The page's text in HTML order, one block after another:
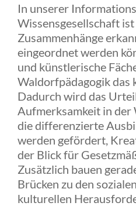
In unserer
Wissensgesellschaft
Zusammenhänge
eingeordnet werden
und künstlerische
Waldorfpädagogik das
Dadurch wird das
Aufmerksamkeit in der
die differenzierte
werden gefördert,
der Blick für
Zusätzlich bauen
Brücken zu den
kulturellen